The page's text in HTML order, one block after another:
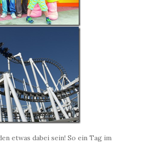
etwas dabei sein! So ein Tag im